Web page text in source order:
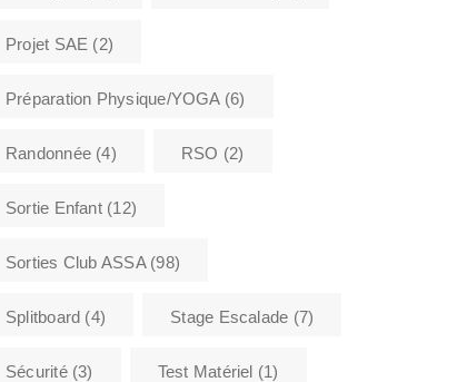
Projet SAE (2)
Préparation Physique/YOGA(6)
Randonnée (4) RSO (2)
Sortie Enfant(12)
Sorties Club ASSA(98)
Splitboard (4) Stage Escalade (7)
Sécurité(3) Test Matériel (1)